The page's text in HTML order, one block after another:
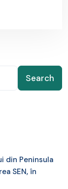
Search
din Peninsula
SEN, în